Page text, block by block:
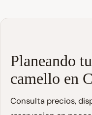
Planeando
camello en
Consulta precios,